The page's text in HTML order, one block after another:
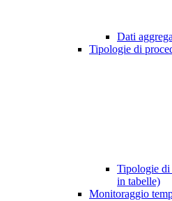
Dati
Tipologie di
Tipologie di
in tabelle)
Monitoraggio